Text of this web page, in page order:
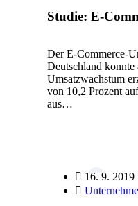
Studie: E-
Der E-Commerce-
Deutschland
Umsatzwachstum
von 10,2 Prozent
aus…
16. 9. 2019